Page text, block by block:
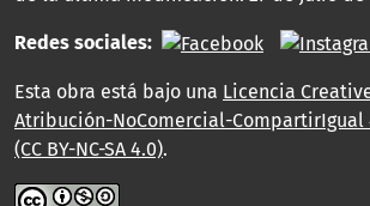
Redes sociales:
Esta obra está bajo una Licencia
Atribución-NoComercial-
(CC BY-NC-SA 4.0).